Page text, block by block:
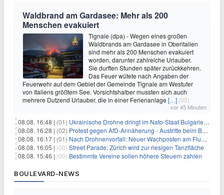
Waldbrand am Gardasee: Mehr als 200
Menschen evakuiert
Tignale (dpa) - Wegen eines großen
Waldbrands am Gardasee in Oberitalien
sind mehr als 200 Menschen evakuiert
worden, darunter zahlreiche Urlauber.
Sie durften Stunden später zurückkehren.
Das Feuer wütete nach Angaben der
Feuerwehr auf dem Gebiet der Gemeinde Tignale am Westufer
von Italiens größtem See. Vorsichtshalber mussten sich auch
mehrere Dutzend Urlauber, die in einer Ferienanlage […] (00)
vor 45 Minuten
08.08. 16:48 | (01) Ukrainische Drohne dringt im Nato-Staat Bulgarien ein
08.08. 16:28 | (02) Protest gegen AfD-Annäherung - Austritte beim BSW Sachsen-Anhalt
08.08. 16:17 | (01) Nach Drohnenvorfall: Neuer Wachposten am Flughafen
08.08. 16:05 | (00) Street Parade: Zürich wird zur riesigen Tanzfläche
08.08. 15:46 | (00) Bestimmte Vereine sollen höhere Steuern zahlen
BOULEVARD-NEWS